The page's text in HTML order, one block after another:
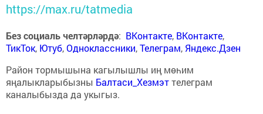
https://max.ru/tatmedia
Без социаль челтәрләрдә: ВКонтакте, ВКонтакте,
ТикТок, Ютуб,Одноклассники,Телеграм, Яндекс.Дзен
Район тормышына кагылышлы иң мөһим
яңалыкларыбызны Балтаси_Хезмэттелеграм
каналыбызда да укыгыз.